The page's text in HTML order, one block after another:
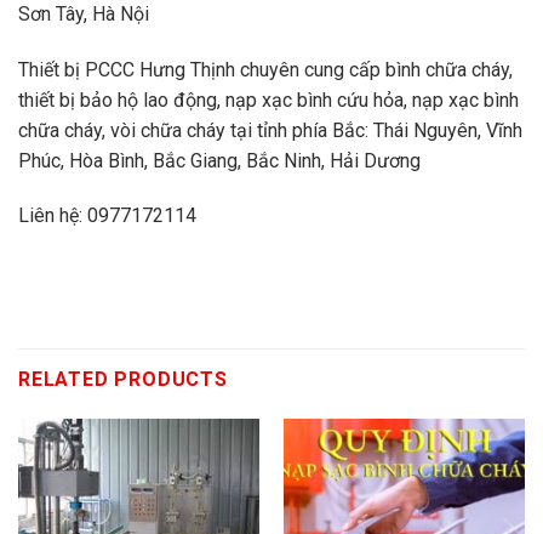
Sơn Tây, Hà Nội
Thiết bị PCCC Hưng Thịnh chuyên cung cấp bình chữa cháy,
thiết bị bảo hộ lao động, nạp xạc bình cứu hỏa, nạp xạc bình
chữa cháy, vòi chữa cháy tại tỉnh phía Bắc: Thái Nguyên, Vĩnh
Phúc, Hòa Bình, Bắc Giang, Bắc Ninh, Hải Dương
Liên hệ: 0977172114
RELATED PRODUCTS